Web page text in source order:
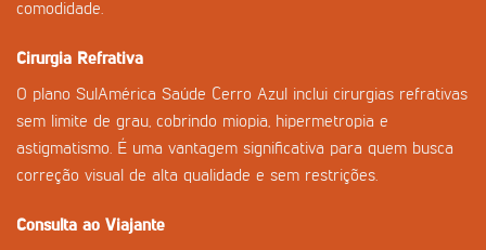
comodidade.
Cirurgia Refrativa
O plano SulAmérica Saúde Cerro Azul inclui cirurgias refrativas
sem limite de grau, cobrindo miopia, hipermetropia e
astigmatismo. É uma vantagem significativa para quem busca
correção visual de alta qualidade e sem restrições.
Consulta ao Viajante